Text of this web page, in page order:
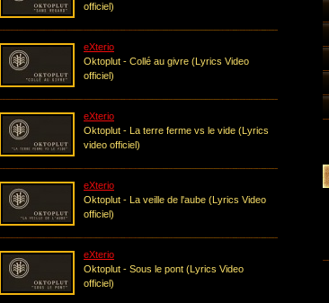
officiel)
eXterio
Oktoplut - Collé au givre (Lyrics Video
officiel)
eXterio
Oktoplut - La terre ferme vs le vide (Lyrics
video officiel)
eXterio
Oktoplut - La veille de l'aube (Lyrics Video
officiel)
eXterio
Oktoplut - Sous le pont (Lyrics Video
officiel)